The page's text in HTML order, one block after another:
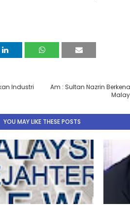
Am : Sultan Nazrin
Industri
YOU MAY LIKE THESE POSTS